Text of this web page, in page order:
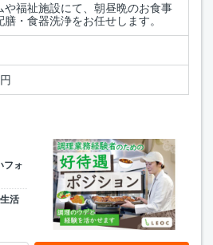
や福祉施設にて、朝昼晩のお食事
・食器洗浄をお任せします。
フォ
活